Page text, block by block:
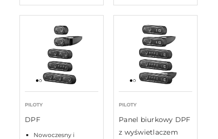
PILOTY
DPF
Nowoczesny i
PILOTY
Panel biurkowy DPF
z wyświetlaczem